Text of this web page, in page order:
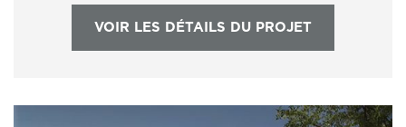
VOIR LES DÉTAILS DU PROJET